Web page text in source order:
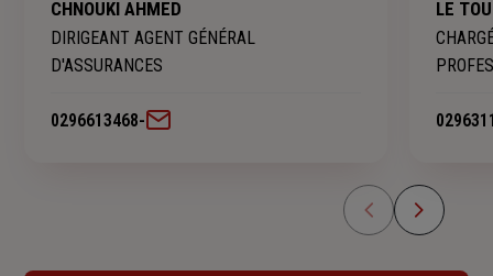
CHNOUKI AHMED
DIRIGEANT AGENT GÉNÉRAL
D'ASSURANCES
0296613468-
LE